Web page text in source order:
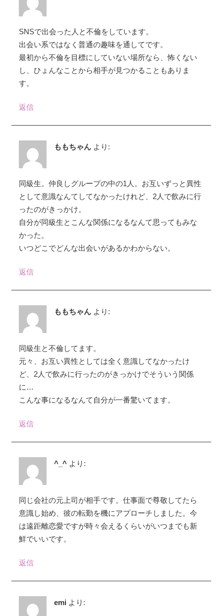
SNSで出会った人と不倫をしています。
出会い系ではなく普通の趣味を通してです。
最初から不倫を目標にしていない場所なら、怖くない
し、ひょんなことから相手が見つかることもありま
す。
返信
ももちゃん より:
同級生。仲良しグループの中の1人。お互いずっと異性
として意識なんてしてなかったけれど、2人で飲みに行
ったのがきっかけ。
自分が同級生とこんな関係になるなんて思ってもみな
かった。
いつどこでどんな出会いがあるかわからない。
返信
ももちゃん より:
同級生と不倫してます。
元々、お互い異性としては全く意識してなかったけ
ど、2人で飲みに行ったのがきっかけでそういう関係
に…
こんな事になるなんて自分が一番驚いてます。
返信
^_^ より:
同じ会社の元上司が相手です。仕事面で尊敬してたら
意識し始め、彼の転勤を機にアプローチしました。今
は遠距離恋愛ですが時々会えるくらいがいつまでも新
鮮でいいです。
返信
emi より: